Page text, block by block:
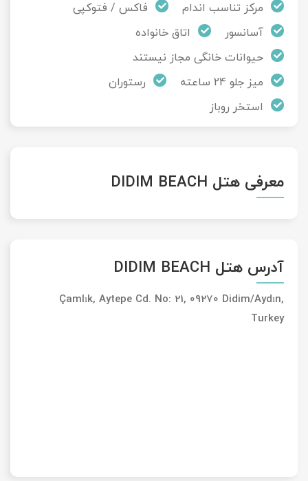
مرکز تناسب اندام
فاکس / فتوکپی
آسانسور
اتاق خانواده
حیوانات خانگی مجاز نیستند
میز جلو 24 ساعته
رستوران
استخر روباز
معرفی هتل DIDIM BEACH
آدرس هتل DIDIM BEACH
Çamlık, Aytepe Cd. No: 21, 09270 Didim/Aydın,
Turkey